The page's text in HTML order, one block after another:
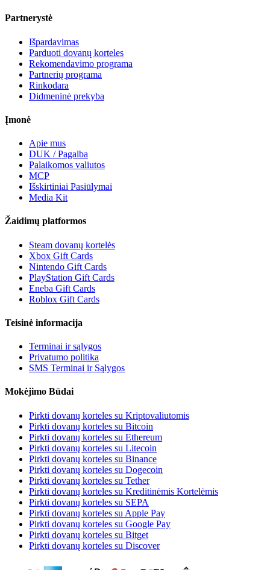
Partnerystė
Išpardavimas
Parduoti dovanų korteles
Rekomendavimo programa
Partnerių programa
Rinkodara
Didmeninė prekyba
Įmonė
Apie mus
DUK / Pagalba
Palaikomos valiutos
MCP
Išskirtiniai Pasiūlymai
Media Kit
Žaidimų platformos
Steam dovanų kortelės
Xbox Gift Cards
Nintendo Gift Cards
PlayStation Gift Cards
Eneba Gift Cards
Roblox Gift Cards
Teisinė informacija
Terminai ir sąlygos
Privatumo politika
SMS Terminai ir Sąlygos
Mokėjimo Būdai
Pirkti dovanų korteles su Kriptovaliutomis
Pirkti dovanų korteles su Bitcoin
Pirkti dovanų korteles su Ethereum
Pirkti dovanų korteles su Litecoin
Pirkti dovanų korteles su Binance
Pirkti dovanų korteles su Dogecoin
Pirkti dovanų korteles su Tether
Pirkti dovanų korteles su Kreditinėmis Kortelėmis
Pirkti dovanų korteles su SEPA
Pirkti dovanų korteles su Apple Pay
Pirkti dovanų korteles su Google Pay
Pirkti dovanų korteles su Bitget
Pirkti dovanų korteles su Discover